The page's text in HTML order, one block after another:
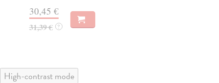
30,45 €
31,39 € ?
High-contrast mode